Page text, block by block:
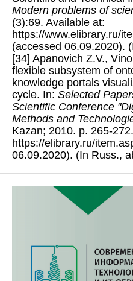
Modern problems of
(3):69. Available at:
https://www.elibrary.ru/
(accessed 06.09.2020).
[34] Apanovich Z.V.,
flexible subsystem of
knowledge portals
cycle. In: Selected
Scientific Conference
Methods and
Kazan; 2010. p. 265-
https://elibrary.ru/
06.09.2020). (In Russ.,